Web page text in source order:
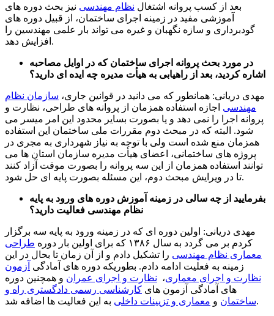
بعد از کسب پروانه اشتغال نظام مهندسی نیز بحث دوره های
آموزشی مفید در زمینه اجرای ساختمان، از قبیل دوره های
گودبرداری و سازه نگهبان و غیره می تواند بار علمی مهندسین را
افزایش دهد.
در مورد بحث پروانه اجرای ساختمان که در اوایل مصاحبه
اشاره کردید، بعد از راهیابی به هیأت مدیره چه ایده ای دارید؟
مهدی دریانی: همانطور که می دانید در قوانین جاری، سازمان نظام
مهندسی اجازه استفاده همزمان از پروانه های طراحی، نظارت و
پروانه اجرا را نمی دهد و یا بصورت بسایر محدود این امر میسر می
شود. البته که در مبحث دوم مقررات ملی ساختمان این استفاده
همزمان منع شده است ولی با توجه به نیاز شهرداری به مجری در
پروژه های ساختمانی، اعضای هیأت مدیره سازمان استان ها می
توانند استفاده همزمان از این سه پروانه را بصورت موقت آزاد کنند
تا در ویرایش مبحث دوم، این مسئله بصورت پایه ای حل شود.
بفرمایید از چه سالی در زمینه آموزش دوره های ورود به پایه
نظام مهندسی فعالیت دارید؟
مهدی دریانی: اولین دوره ای که در زمینه ورود به پایه سه برگزار
کردم بر می گردد به سال ۱۳۸۶ که برای اولین بار دوره
طراحی
معماری نظام مهندسی را تشکیل دادم و از آن زمان تا بحال در این
زمینه به فعلیت ادامه دادم. بطوریکه دوره های آمادگی آزمون
نظارت و اجرای معماری، نظارت و اجرای عمران و همچنین دوره
های آمادگی آزمون های کارشناسی رسمی دادگستری راه و
ساختمان و معماری و تزیینات داخلی به این فعالیت ها اضافه شد.